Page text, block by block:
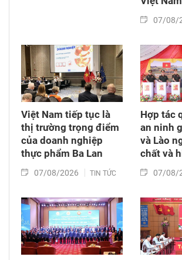
07/08/
Việt Nam tiếp tục là
thị trường trọng điểm
của doanh nghiệp
thực phẩm Ba Lan
07/08/2026 TIN TỨC
Hợp tác
an ninh
và Lào
chất và
07/08/